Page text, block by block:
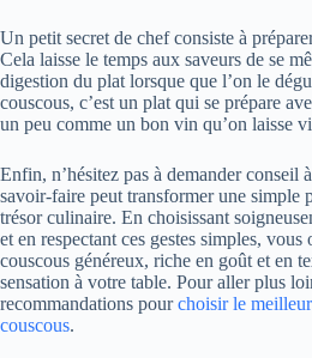
Un petit secret de chef consiste à
Cela laisse le temps aux saveurs de se
digestion du plat lorsque que l’on le
couscous, c’est un plat qui se prépare
un peu comme un bon vin qu’on laisse
Enfin, n’hésitez pas à demander conseil
savoir-faire peut transformer une simple
trésor culinaire. En choisissant
et en respectant ces gestes simples, vous
couscous généreux, riche en goût et en
sensation à votre table. Pour aller plus
recommandations pourchoisir le
couscous.